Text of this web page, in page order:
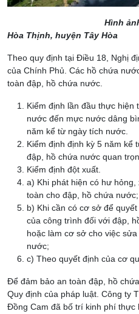
Hình ảnh: Hồ
Hòa Thịnh, huyện Tây Hòa
Theo quy định tại Điều 18, Nghị
của Chính Phủ. Các hồ chứa
toàn đập, hồ chứa nước.
Kiểm định lần đầu thực
nước đến mực nước dâng
năm kể từ ngày tích nước.
Kiểm định định kỳ 5 năm kể
đập, hồ chứa nước quan
Kiểm định đột xuất.
a) Khi phát hiện có hư
toàn cho đập, hồ chứa nước;
b) Khi cần có cơ sở để
của công trình đối với đập,
hoặc làm cơ sở cho việc
nước;
c) Theo quyết định của cơ
Để đảm bảo an toàn đập, hồ
Quy định của pháp luật. Công ty
Đồng Cam đã bố trí kinh phí thực